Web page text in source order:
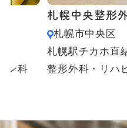
ン科
札幌中央整形
札幌市中央区
札幌駅チカホ直
整形外科・リハ